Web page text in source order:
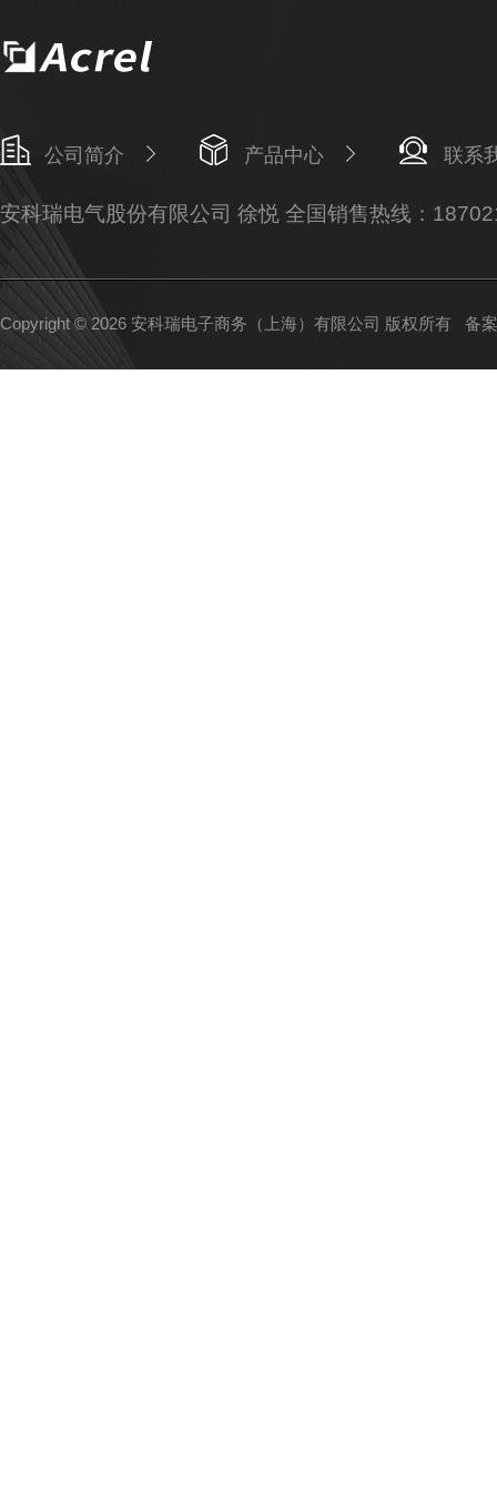
公司简介 产品中心 联系
安科瑞电气股份有限公司 徐悦 全国销售热线：
Copyright © 2026 安科瑞电子商务（上海）有限公司 版权所有 备